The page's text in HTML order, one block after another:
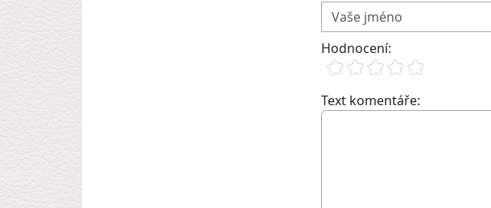
Hodnocení:
Text komentáře: